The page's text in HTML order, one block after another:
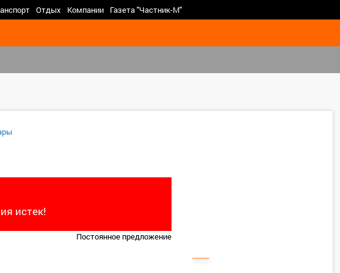
Отдых Компании Газета "Частник-М"
>
истек!
Постоянное предложение